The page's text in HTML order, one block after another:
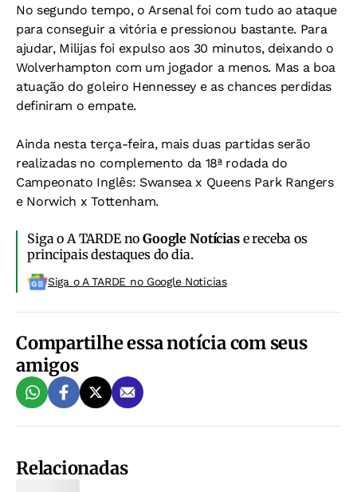
No segundo tempo, o Arsenal foi com tudo ao ataque
para conseguir a vitória e pressionou bastante. Para
ajudar, Milijas foi expulso aos 30 minutos, deixando o
Wolverhampton com um jogador a menos. Mas a boa
atuação do goleiro Hennessey e as chances perdidas
definiram o empate.
Ainda nesta terça-feira, mais duas partidas serão
realizadas no complemento da 18ª rodada do
Campeonato Inglês: Swansea x Queens Park Rangers
e Norwich x Tottenham.
Siga o A TARDE noGoogle Notíciase receba os
principais destaques do dia.
Siga o A TARDE no Google Noticias
Compartilhe essa notícia com seus
amigos
Relacionadas